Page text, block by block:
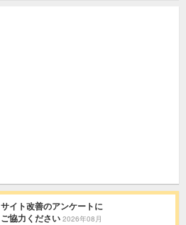
サイト改善のアンケートに
ご協力ください 2026年08月